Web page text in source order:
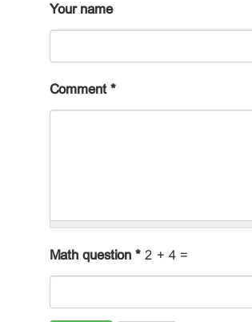
Your name
Comment*
Math question * 2 + 4 =